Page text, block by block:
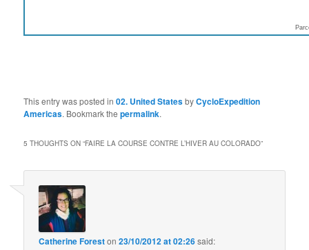
This entry was posted in02. United StatesbyCycloExpedition
Americas. Bookmark thepermalink.
5 THOUGHTS ON “FAIRE LA COURSE CONTRE L’HIVER AU COLORADO”
Catherine Foreston23/10/2012 at 02:26said: